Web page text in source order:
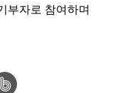
부자로 참여하며
네